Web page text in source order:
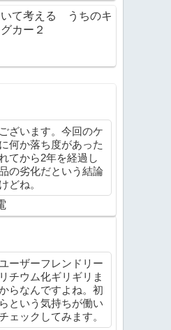
いて考える うちのキ
カー２
ざいます。今回のケ
何か落ち度があった
てから2年を経過し
の劣化だという結論
どね。
ーザーフレンドリー
チウム化ギリギリま
らなんですよね。初
という気持ちが働い
ェックしてみます。